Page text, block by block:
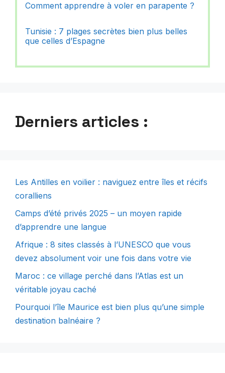
Comment apprendre à voler en parapente ?
Tunisie : 7 plages secrètes bien plus belles
que celles d’Espagne
Derniers articles :
Les Antilles en voilier : naviguez entre îles et récifs
coralliens
Camps d’été privés 2025 – un moyen rapide
d’apprendre une langue
Afrique : 8 sites classés à l’UNESCO que vous
devez absolument voir une fois dans votre vie
Maroc : ce village perché dans l’Atlas est un
véritable joyau caché
Pourquoi l’île Maurice est bien plus qu’une simple
destination balnéaire ?